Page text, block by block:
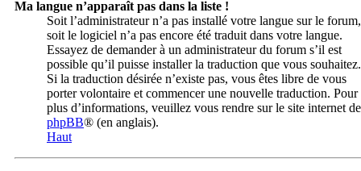
Ma langue n’apparaît pas dans la liste !
Soit l’administrateur n’a pas installé votre langue sur le forum,
soit le logiciel n’a pas encore été traduit dans votre langue.
Essayez de demander à un administrateur du forum s’il est
possible qu’il puisse installer la traduction que vous souhaitez.
Si la traduction désirée n’existe pas, vous êtes libre de vous
porter volontaire et commencer une nouvelle traduction. Pour
plus d’informations, veuillez vous rendre sur le site internet de
phpBB® (en anglais).
Haut